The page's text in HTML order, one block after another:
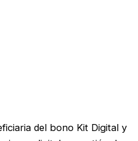
del bono Kit Digital y